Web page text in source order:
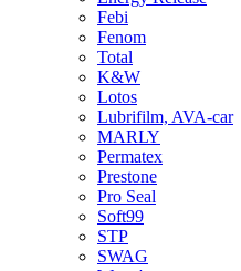
Febi
Fenom
Total
K&W
Lotos
Lubrifilm, AVA-car
MARLY
Permatex
Prestone
Pro Seal
Soft99
STP
SWAG